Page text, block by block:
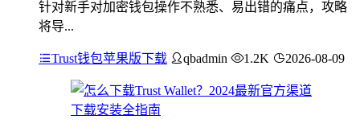
针对新手对加密钱包操作不熟悉、易出错的痛点，攻略
将导...
Trust钱包苹果版下载 qbadmin 1.2K 2026-08-09